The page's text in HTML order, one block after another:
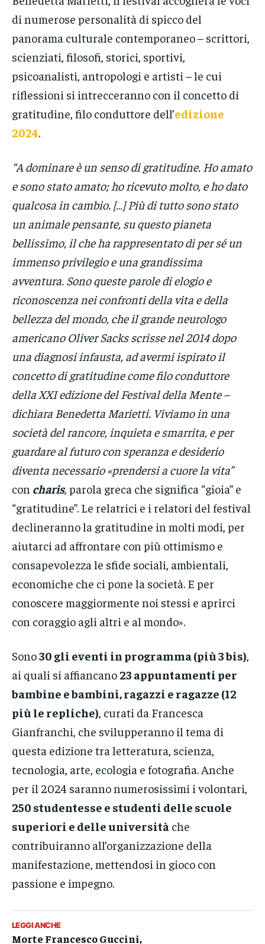
di numerose personalità di spicco del
panorama culturale contemporaneo – scrittori,
scienziati, filosofi, storici, sportivi,
psicoanalisti, antropologi e artisti – le cui
riflessioni si intrecceranno con il concetto di
gratitudine, filo conduttore dell’edizione
2024.
“A dominare è un senso di gratitudine. Ho amato
e sono stato amato; ho ricevuto molto, e ho dato
qualcosa in cambio. […] Più di tutto sono stato
un animale pensante, su questo pianeta
bellissimo, il che ha rappresentato di per sé un
immenso privilegio e una grandissima
avventura. Sono queste parole di elogio e
riconoscenza nei confronti della vita e della
bellezza del mondo, che il grande neurologo
americano Oliver Sacks scrisse nel 2014 dopo
una diagnosi infausta, ad avermi ispirato il
concetto di gratitudine come filo conduttore
della XXI edizione del Festival della Mente –
dichiara Benedetta Marietti. Viviamo in una
società del rancore, inquieta e smarrita, e per
guardare al futuro con speranza e desiderio
diventa necessario «prendersi a cuore la vita”
con charis, parola greca che significa “gioia” e
“gratitudine”. Le relatrici e i relatori del festival
declineranno la gratitudine in molti modi, per
aiutarci ad affrontare con più ottimismo e
consapevolezza le sfide sociali, ambientali,
economiche che ci pone la società. E per
conoscere maggiormente noi stessi e aprirci
con coraggio agli altri e al mondo».
Sono30 gli eventi in programma (più 3 bis)
ai quali si affiancano 23 appuntamenti per
bambine e bambini, ragazzi e ragazze (12
più le repliche) , curati da Francesca
Gianfranchi, che svilupperanno il tema di
questa edizione tra letteratura, scienza,
tecnologia, arte, ecologia e fotografia. Anche
per il 2024 saranno numerosissimi i volontari,
250 studentesse e studenti delle scuole
superiori e delle università che
contribuiranno all’organizzazione della
manifestazione, mettendosi in gioco con
passione e impegno.
LEGGI ANCHE
Morte Francesco Guccini,